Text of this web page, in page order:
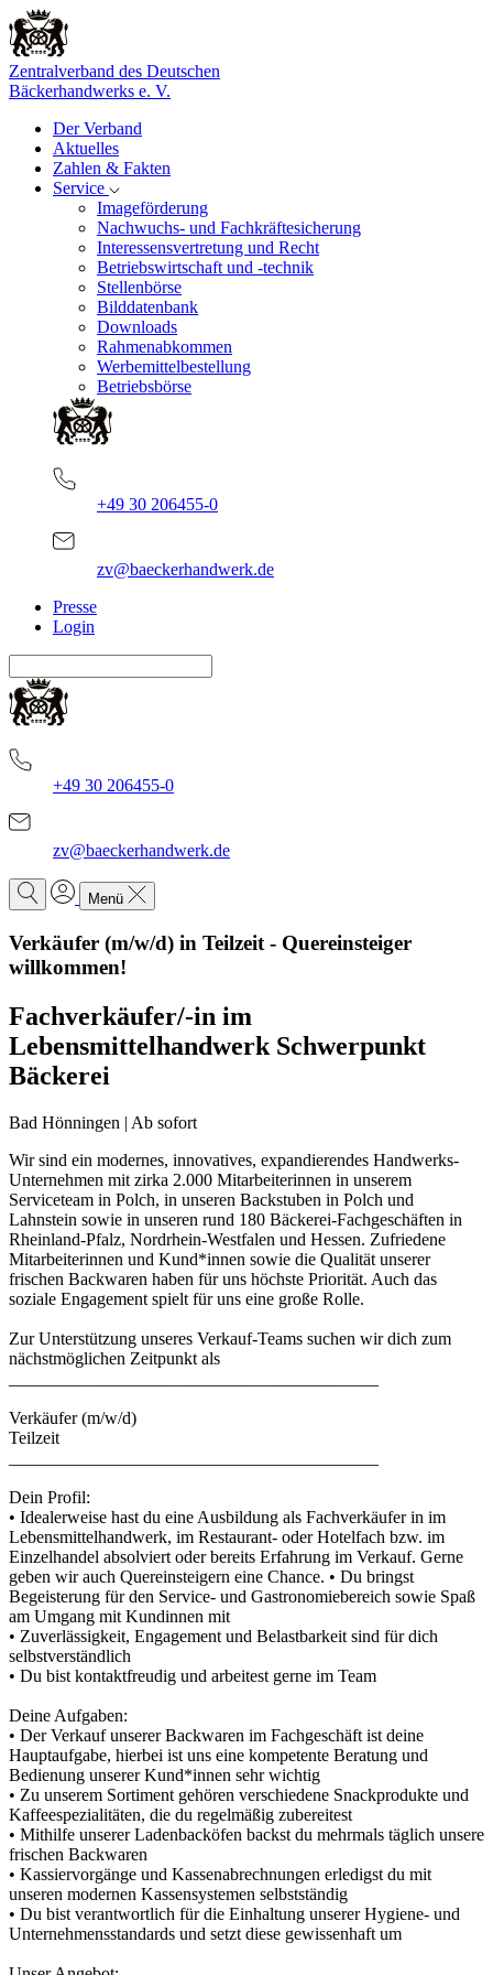
Zentralverband des Deutschen
Bäckerhandwerks e. V.
Der Verband
Aktuelles
Zahlen & Fakten
Service
Imageförderung
Nachwuchs- und Fachkräftesicherung
Interessensvertretung und Recht
Betriebswirtschaft und -technik
Stellenbörse
Bilddatenbank
Downloads
Rahmenabkommen
Werbemittelbestellung
Betriebsbörse
+49 30 206455-0
zv@baeckerhandwerk.de
Presse
Login
+49 30 206455-0
zv@baeckerhandwerk.de
Menü
Verkäufer (m/w/d) in Teilzeit - Quereinsteiger
willkommen!
Fachverkäufer/-in im
Lebensmittelhandwerk Schwerpunkt
Bäckerei
Bad Hönningen | Ab sofort
Wir sind ein modernes, innovatives, expandierendes Handwerks-
Unternehmen mit zirka 2.000 Mitarbeiterinnen in unserem
Serviceteam in Polch, in unseren Backstuben in Polch und
Lahnstein sowie in unseren rund 180 Bäckerei-Fachgeschäften in
Rheinland-Pfalz, Nordrhein-Westfalen und Hessen. Zufriedene
Mitarbeiterinnen und Kund*innen sowie die Qualität unserer
frischen Backwaren haben für uns höchste Priorität. Auch das
soziale Engagement spielt für uns eine große Rolle.
Zur Unterstützung unseres Verkauf-Teams suchen wir dich zum
nächstmöglichen Zeitpunkt als
Verkäufer (m/w/d)
Teilzeit
Dein Profil:
• Idealerweise hast du eine Ausbildung als Fachverkäufer in im
Lebensmittelhandwerk, im Restaurant- oder Hotelfach bzw. im
Einzelhandel absolviert oder bereits Erfahrung im Verkauf. Gerne
geben wir auch Quereinsteigern eine Chance. • Du bringst
Begeisterung für den Service- und Gastronomiebereich sowie Spaß
am Umgang mit Kundinnen mit
• Zuverlässigkeit, Engagement und Belastbarkeit sind für dich
selbstverständlich
• Du bist kontaktfreudig und arbeitest gerne im Team
Deine Aufgaben:
• Der Verkauf unserer Backwaren im Fachgeschäft ist deine
Hauptaufgabe, hierbei ist uns eine kompetente Beratung und
Bedienung unserer Kund*innen sehr wichtig
• Zu unserem Sortiment gehören verschiedene Snackprodukte und
Kaffeespezialitäten, die du regelmäßig zubereitest
• Mithilfe unserer Ladenbacköfen backst du mehrmals täglich unsere
frischen Backwaren
• Kassiervorgänge und Kassenabrechnungen erledigst du mit
unseren modernen Kassensystemen selbstständig
• Du bist verantwortlich für die Einhaltung unserer Hygiene- und
Unternehmensstandards und setzt diese gewissenhaft um